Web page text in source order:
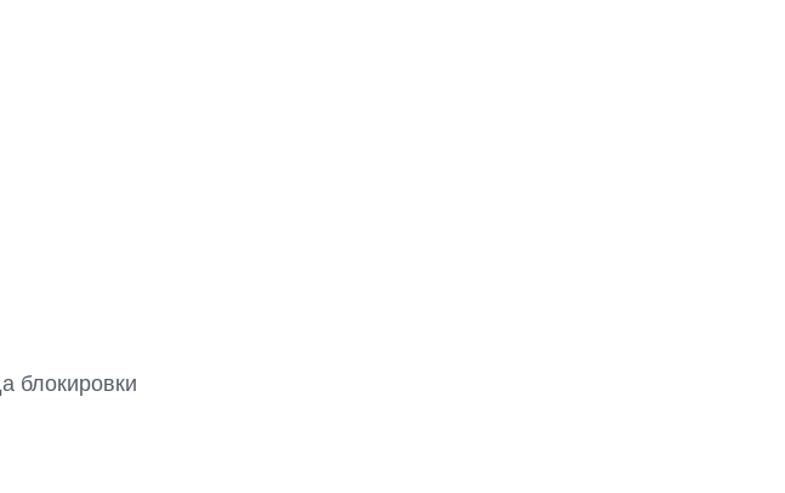
блокировки